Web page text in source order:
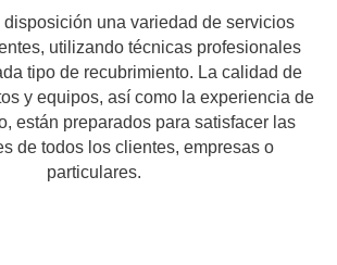
disposición una variedad de servicios
utilizando técnicas profesionales
tipo de recubrimiento. La calidad de
y equipos, así como la experiencia de
están preparados para satisfacer las
de todos los clientes, empresas o
particulares.